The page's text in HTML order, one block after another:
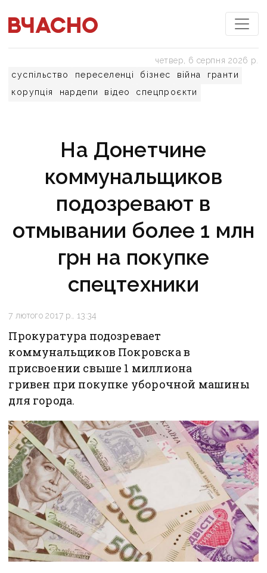
суспільство переселенці бізнес війна
гранти
корупція
нардепи відео спецпроєкти
четвер, 6 серпня 2026 р.
На Донетчине
коммунальщиков
подозревают в
отмывании более 1 млн
грн на покупке
спецтехники
7 лютого 2017 р., 13:34
Прокуратура подозревает
коммунальщиков Покровска в
присвоении свыше 1 миллиона
гривен при покупке уборочной машины
для города.